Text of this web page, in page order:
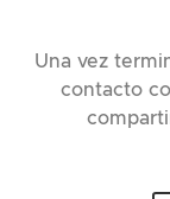
Una vez
contacto